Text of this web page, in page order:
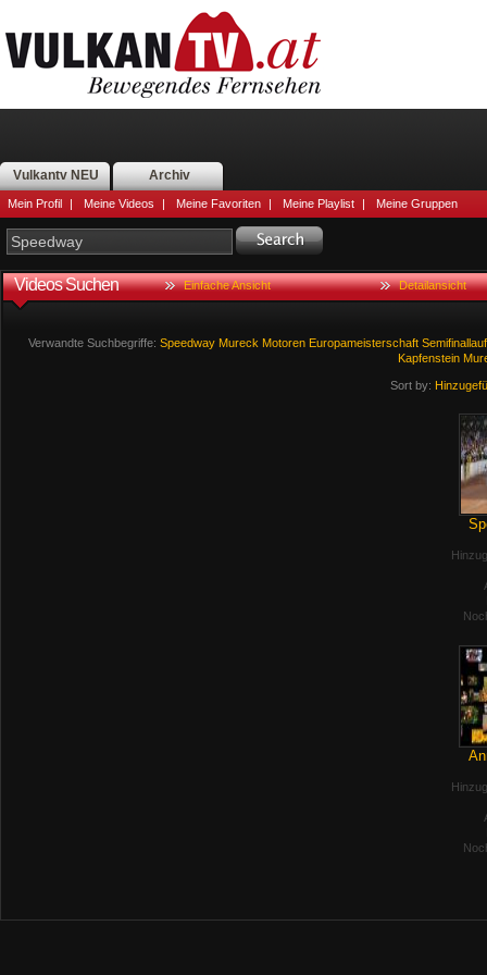
Vulkantv NEU Archiv
Mein Profil | Meine Videos | Meine Favoriten | Meine Playlist | Meine Gruppen
Videos Suchen Einfache Ansicht Detailansicht
Verwandte Suchbegriffe: Speedway Mureck Motoren Europameisterschaft Semifinallauf
Kapfenstein
Sort by: